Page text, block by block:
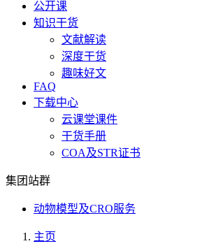
公开课
知识干货
文献解读
深度干货
趣味好文
FAQ
下载中心
云课堂课件
干货手册
COA及STR证书
集团站群
动物模型及CRO服务
主页